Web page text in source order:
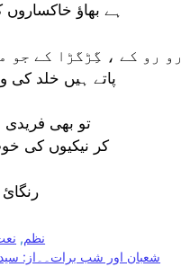
ہے بھاؤ
رو رو کے ، گِڑگڑا کے جو
پاتے ہیں خلد کی
تو بھی فریدی
کر نیکیوں کی
رنگائ
نظم,
شعبان اور شب برات۔۔از: